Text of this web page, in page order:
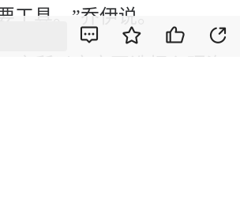
工具。”乔伊说。